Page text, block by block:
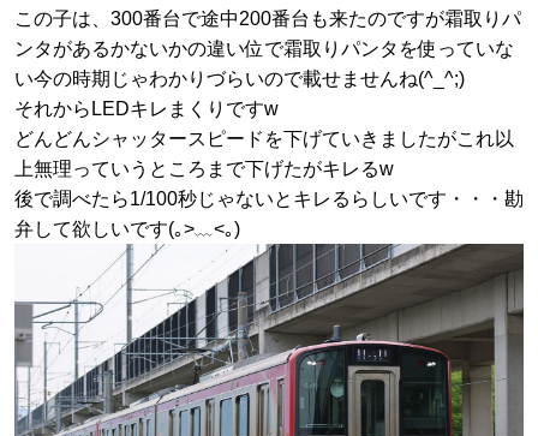
この子は、300番台で途中200番台も来たのですが霜取りパ
ンタがあるかないかの違い位で霜取りパンタを使っていな
い今の時期じゃわかりづらいので載せませんね(^_^;)
それからLEDキレまくりですw
どんどんシャッタースピードを下げていきましたがこれ以
上無理っていうところまで下げたがキレるw
後で調べたら1/100秒じゃないとキレるらしいです・・・勘
弁して欲しいです(｡>﹏<｡)